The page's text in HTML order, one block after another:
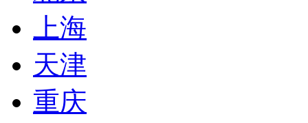
上海
天津
重庆